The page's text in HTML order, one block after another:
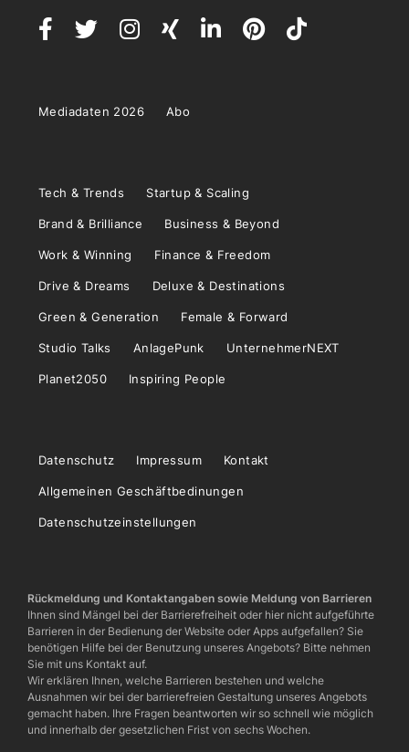
Mediadaten 2026 Abo
Tech & Trends Startup & Scaling
Brand & Brilliance Business & Beyond
Work & Winning Finance & Freedom
Drive & Dreams Deluxe & Destinations
Green & Generation Female & Forward
Studio Talks AnlagePunk UnternehmerNEXT
Planet2050 Inspiring People
Datenschutz Impressum Kontakt
Allgemeinen Geschäftbedinungen
Datenschutzeinstellungen
Rückmeldung und Kontaktangaben sowie Meldung von Barrieren
Ihnen sind Mängel bei der Barrierefreiheit oder hier nicht aufgeführte
Barrieren in der Bedienung der Website oder Apps aufgefallen? Sie
benötigen Hilfe bei der Benutzung unseres Angebots? Bitte nehmen
Sie mit uns Kontakt auf.
Wir erklären Ihnen, welche Barrieren bestehen und welche
Ausnahmen wir bei der barrierefreien Gestaltung unseres Angebots
gemacht haben. Ihre Fragen beantworten wir so schnell wie möglich
und innerhalb der gesetzlichen Frist von sechs Wochen.